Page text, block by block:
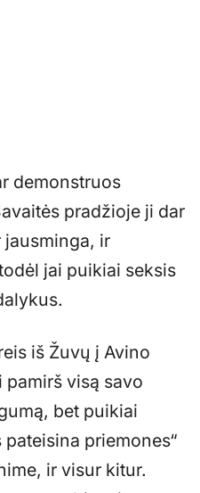
demonstruos
pradžioje ji dar
jausminga, ir
jai puikiai seksis
iš Žuvų į Avino
visą savo
bet puikiai
priemones“
ir visur kitur.